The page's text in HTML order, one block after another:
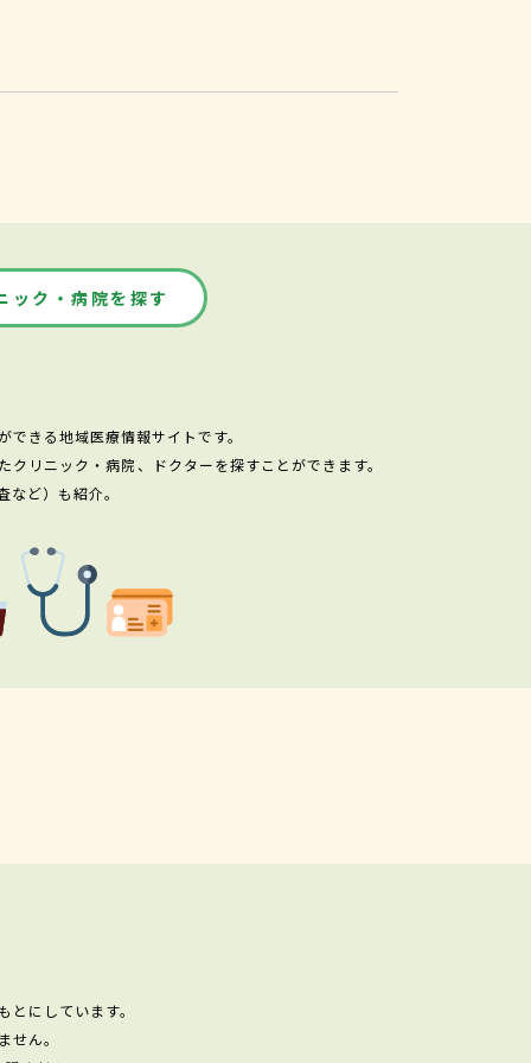
ック・病院を探す
きる地域医療情報サイトです。
リニック・病院、ドクターを探すことができます。
ど）も紹介。
にしています。
ん。